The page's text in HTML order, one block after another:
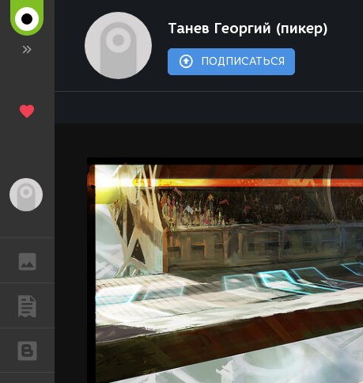
ГАЛЕРЕЯ
ПУБЛИКАЦИИ
Танев Георгий (пикер)
ПОДПИСАТЬСЯ